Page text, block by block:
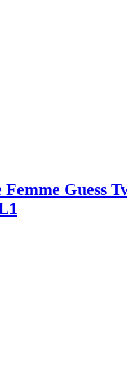
Guess